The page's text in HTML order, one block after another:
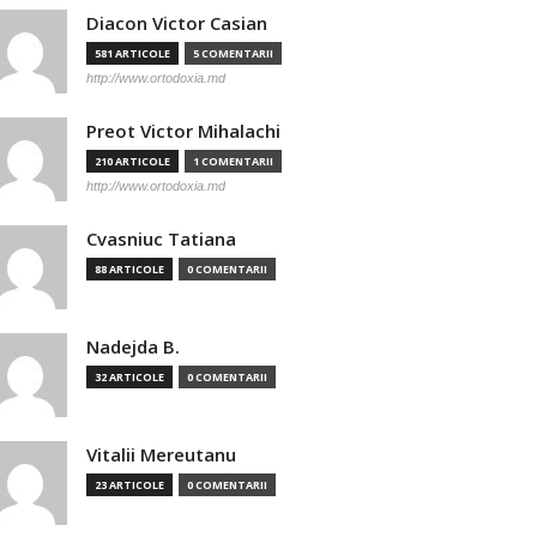
Diacon Victor Casian
581 ARTICOLE 5 COMENTARII
http://www.ortodoxia.md
Preot Victor Mihalachi
210 ARTICOLE 1 COMENTARII
http://www.ortodoxia.md
Cvasniuc Tatiana
88 ARTICOLE 0 COMENTARII
Nadejda B.
32 ARTICOLE 0 COMENTARII
Vitalii Mereutanu
23 ARTICOLE 0 COMENTARII